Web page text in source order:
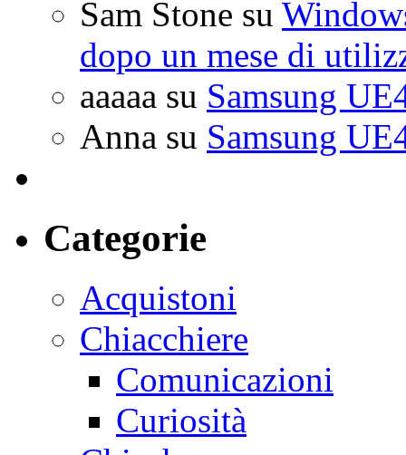
Sam Stone su
dopo un mese di
aaaaa su Samsung
Anna su Samsung
Categorie
Acquistoni
Chiacchiere
Comunicazioni
Curiosità